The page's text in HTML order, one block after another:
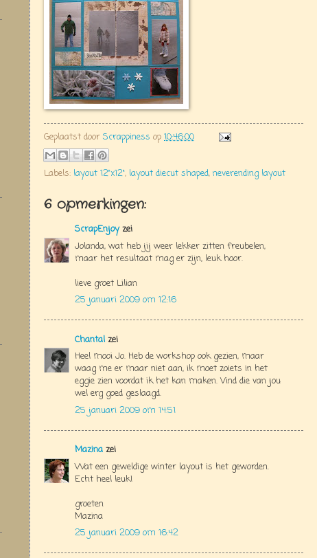
Geplaatst door Scrappiness op 10:46:00
Labels: layout 12"x12", layout diecut shaped, neverending layout
6 opmerkingen:
ScrapEnjoyzei
Jolanda, wat heb jij weer lekker zitten freubelen,
maar het resultaat mag er zijn, leuk hoor.
lieve groet Lilian
25 januari 2009 om 12:16
Chantal zei
Heel mooi Jo. Heb de workshop ook gezien, maar
waag me er maar niet aan, ik moet zoiets in het
eggie zien voordat ik het kan maken. Vind die van jou
wel erg goed geslaagd.
25 januari 2009 om 14:51
Mazina zei
Wat een geweldige winter layout is het geworden.
Echt heel leuk!
groeten
Mazina
25 januari 2009 om 16:42